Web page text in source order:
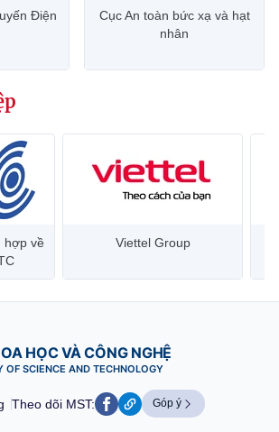
Điện
Cục An toàn bức xạ và hạt
nhân
hợp về
Viettel Group
HỌC VÀ CÔNG NGHỆ
OF SCIENCE AND TECHNOLOGY
Theo dõi MST: Góp ý